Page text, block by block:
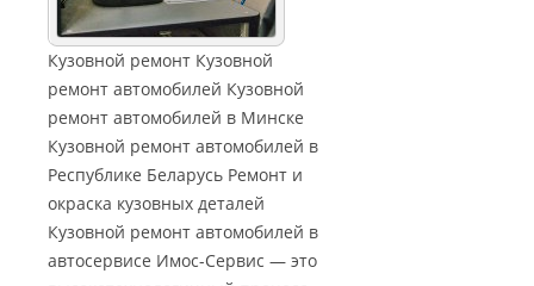
Кузовной ремонт Кузовной
ремонт автомобилей Кузовной
ремонт автомобилей в Минске
Кузовной ремонт автомобилей в
Республике Беларусь Ремонт и
окраска кузовных деталей
Кузовной ремонт автомобилей в
автосервисе Имос-Сервис — это